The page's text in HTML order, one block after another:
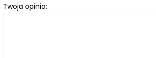
Twoja opinia: